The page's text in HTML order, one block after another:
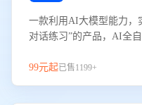
一款利用AI大模型能力，
对话练习”的产品，AI全
服能力。
99元起已售1199+